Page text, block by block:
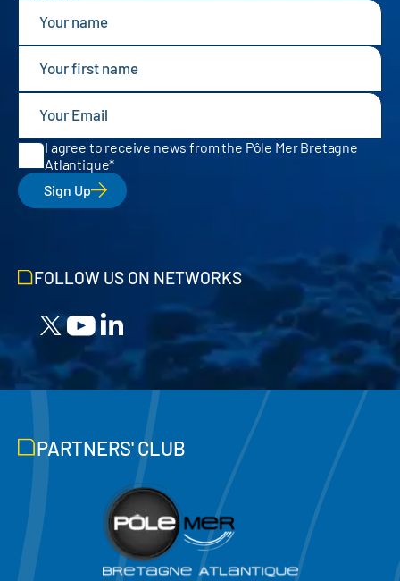
I agree to receive news from the Pôle Mer Bretagne
Atlantique
Sign Up
FOLLOW US ON NETWORKS
PARTNERS' CLUB